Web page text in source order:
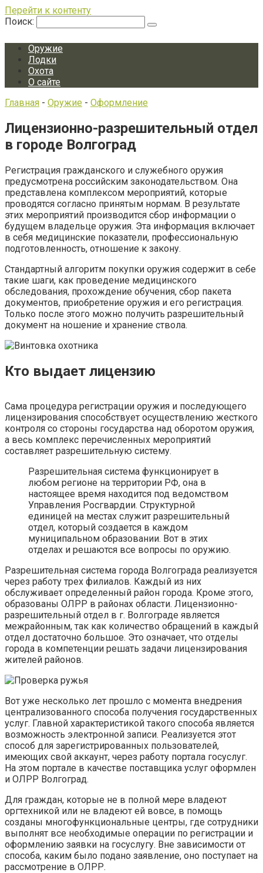
Перейти к контенту
Поиск:
Оружие
Лодки
Охота
О сайте
Главная - Оружие - Оформление
Лицензионно-разрешительный отдел
в городе Волгоград
Регистрация гражданского и служебного оружия
предусмотрена российским законодательством. Она
представлена комплексом мероприятий, которые
проводятся согласно принятым нормам. В результате
этих мероприятий производится сбор информации о
будущем владельце оружия. Эта информация включает
в себя медицинские показатели, профессиональную
подготовленность, отношение к закону.
Стандартный алгоритм покупки оружия содержит в себе
такие шаги, как проведение медицинского
обследования, прохождение обучения, сбор пакета
документов, приобретение оружия и его регистрация.
Только после этого можно получить разрешительный
документ на ношение и хранение ствола.
Кто выдает лицензию
Сама процедура регистрации оружия и последующего
лицензирования способствует осуществлению жесткого
контроля со стороны государства над оборотом оружия,
а весь комплекс перечисленных мероприятий
составляет разрешительную систему.
Разрешительная система функционирует в
любом регионе на территории РФ, она в
настоящее время находится под ведомством
Управления Росгвардии. Структурной
единицей на местах служит разрешительный
отдел, который создается в каждом
муниципальном образовании. Вот в этих
отделах и решаются все вопросы по оружию.
Разрешительная система города Волгограда реализуется
через работу трех филиалов. Каждый из них
обслуживает определенный район города. Кроме этого,
образованы ОЛРР в районах области. Лицензионно-
разрешительный отдел в г. Волгограде является
межрайонным, так как количество обращений в каждый
отдел достаточно большое. Это означает, что отделы
города в компетенции решать задачи лицензирования
жителей районов.
Вот уже несколько лет прошло с момента внедрения
централизованного способа получения государственных
услуг. Главной характеристикой такого способа является
возможность электронной записи. Реализуется этот
способ для зарегистрированных пользователей,
имеющих свой аккаунт, через работу портала госуслуг.
На этом портале в качестве поставщика услуг оформлен
и ОЛРР Волгоград.
Для граждан, которые не в полной мере владеют
оргтехникой или не владеют ей вовсе, в помощь
созданы многофункциональные центры, где сотрудники
выполнят все необходимые операции по регистрации и
оформлению заявки на госуслугу. Вне зависимости от
способа, каким было подано заявление, оно поступает на
рассмотрение в ОЛРР.